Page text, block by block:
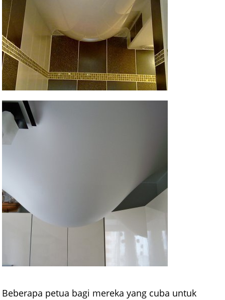
Beberapa petua bagi mereka yang cuba untuk